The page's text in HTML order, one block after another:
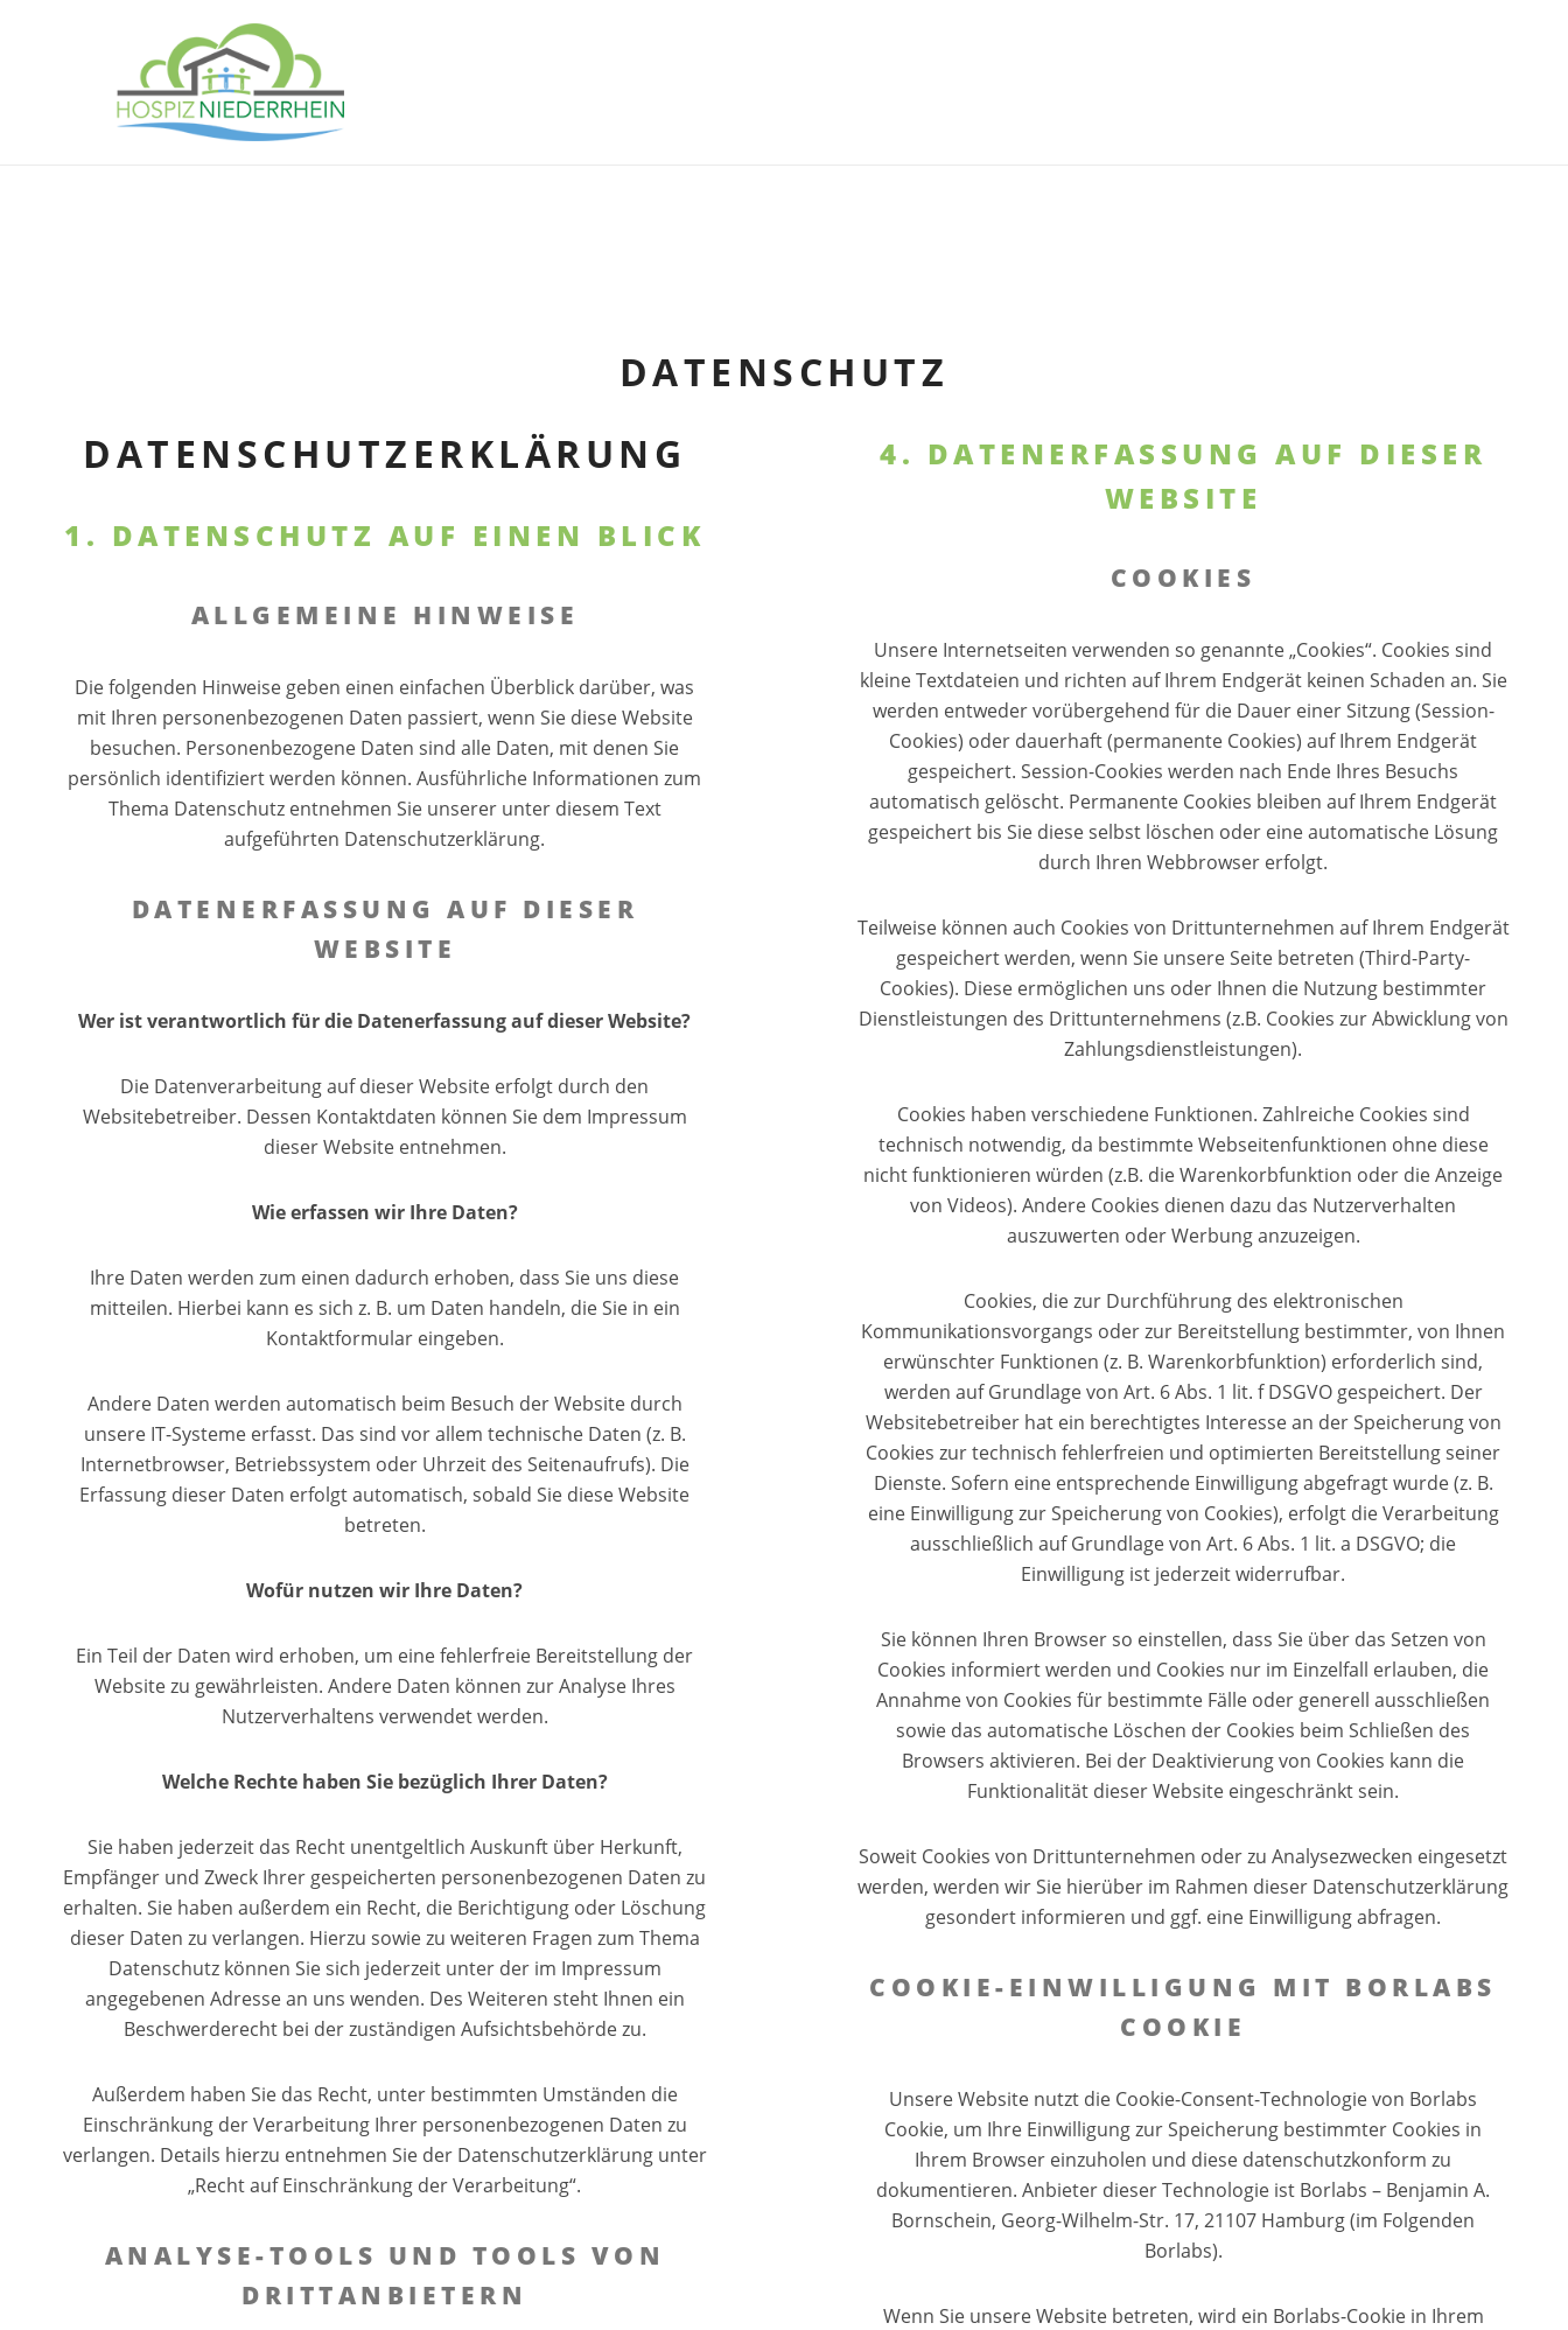
DATENSCHUTZ
DATENSCHUTZERKLÄRUNG
1. DATENSCHUTZ AUF EINEN BLICK
ALLGEMEINE HINWEISE
Die folgenden Hinweise geben einen einfachen Überblick darüber, was
mit Ihren personenbezogenen Daten passiert, wenn Sie diese Website
besuchen. Personenbezogene Daten sind alle Daten, mit denen Sie
persönlich identifiziert werden können. Ausführliche Informationen zum
Thema Datenschutz entnehmen Sie unserer unter diesem Text
aufgeführten Datenschutzerklärung.
DATENERFASSUNG AUF DIESER
WEBSITE
Wer ist verantwortlich für die Datenerfassung auf dieser Website?
Die Datenverarbeitung auf dieser Website erfolgt durch den
Websitebetreiber. Dessen Kontaktdaten können Sie dem Impressum
dieser Website entnehmen.
Wie erfassen wir Ihre Daten?
Ihre Daten werden zum einen dadurch erhoben, dass Sie uns diese
mitteilen. Hierbei kann es sich z. B. um Daten handeln, die Sie in ein
Kontaktformular eingeben.
Andere Daten werden automatisch beim Besuch der Website durch
unsere IT-Systeme erfasst. Das sind vor allem technische Daten (z. B.
Internetbrowser, Betriebssystem oder Uhrzeit des Seitenaufrufs). Die
Erfassung dieser Daten erfolgt automatisch, sobald Sie diese Website
betreten.
Wofür nutzen wir Ihre Daten?
Ein Teil der Daten wird erhoben, um eine fehlerfreie Bereitstellung der
Website zu gewährleisten. Andere Daten können zur Analyse Ihres
Nutzerverhaltens verwendet werden.
Welche Rechte haben Sie bezüglich Ihrer Daten?
Sie haben jederzeit das Recht unentgeltlich Auskunft über Herkunft,
Empfänger und Zweck Ihrer gespeicherten personenbezogenen Daten zu
erhalten. Sie haben außerdem ein Recht, die Berichtigung oder Löschung
dieser Daten zu verlangen. Hierzu sowie zu weiteren Fragen zum Thema
Datenschutz können Sie sich jederzeit unter der im Impressum
angegebenen Adresse an uns wenden. Des Weiteren steht Ihnen ein
Beschwerderecht bei der zuständigen Aufsichtsbehörde zu.
Außerdem haben Sie das Recht, unter bestimmten Umständen die
Einschränkung der Verarbeitung Ihrer personenbezogenen Daten zu
verlangen. Details hierzu entnehmen Sie der Datenschutzerklärung unter
„Recht auf Einschränkung der Verarbeitung“.
ANALYSE-TOOLS UND TOOLS VON
DRITTANBIETERN
4. DATENERFASSUNG AUF DIESER
WEBSITE
COOKIES
Unsere Internetseiten verwenden so genannte „Cookies“. Cookies sind
kleine Textdateien und richten auf Ihrem Endgerät keinen Schaden an. Sie
werden entweder vorübergehend für die Dauer einer Sitzung (Session-
Cookies) oder dauerhaft (permanente Cookies) auf Ihrem Endgerät
gespeichert. Session-Cookies werden nach Ende Ihres Besuchs
automatisch gelöscht. Permanente Cookies bleiben auf Ihrem Endgerät
gespeichert bis Sie diese selbst löschen oder eine automatische Lösung
durch Ihren Webbrowser erfolgt.
Teilweise können auch Cookies von Drittunternehmen auf Ihrem Endgerät
gespeichert werden, wenn Sie unsere Seite betreten (Third-Party-
Cookies). Diese ermöglichen uns oder Ihnen die Nutzung bestimmter
Dienstleistungen des Drittunternehmens (z.B. Cookies zur Abwicklung von
Zahlungsdienstleistungen).
Cookies haben verschiedene Funktionen. Zahlreiche Cookies sind
technisch notwendig, da bestimmte Webseitenfunktionen ohne diese
nicht funktionieren würden (z.B. die Warenkorbfunktion oder die Anzeige
von Videos). Andere Cookies dienen dazu das Nutzerverhalten
auszuwerten oder Werbung anzuzeigen.
Cookies, die zur Durchführung des elektronischen
Kommunikationsvorgangs oder zur Bereitstellung bestimmter, von Ihnen
erwünschter Funktionen (z. B. Warenkorbfunktion) erforderlich sind,
werden auf Grundlage von Art. 6 Abs. 1 lit. f DSGVO gespeichert. Der
Websitebetreiber hat ein berechtigtes Interesse an der Speicherung von
Cookies zur technisch fehlerfreien und optimierten Bereitstellung seiner
Dienste. Sofern eine entsprechende Einwilligung abgefragt wurde (z. B.
eine Einwilligung zur Speicherung von Cookies), erfolgt die Verarbeitung
ausschließlich auf Grundlage von Art. 6 Abs. 1 lit. a DSGVO; die
Einwilligung ist jederzeit widerrufbar.
Sie können Ihren Browser so einstellen, dass Sie über das Setzen von
Cookies informiert werden und Cookies nur im Einzelfall erlauben, die
Annahme von Cookies für bestimmte Fälle oder generell ausschließen
sowie das automatische Löschen der Cookies beim Schließen des
Browsers aktivieren. Bei der Deaktivierung von Cookies kann die
Funktionalität dieser Website eingeschränkt sein.
Soweit Cookies von Drittunternehmen oder zu Analysezwecken eingesetzt
werden, werden wir Sie hierüber im Rahmen dieser Datenschutzerklärung
gesondert informieren und ggf. eine Einwilligung abfragen.
COOKIE-EINWILLIGUNG MIT BORLABS
COOKIE
Unsere Website nutzt die Cookie-Consent-Technologie von Borlabs
Cookie, um Ihre Einwilligung zur Speicherung bestimmter Cookies in
Ihrem Browser einzuholen und diese datenschutzkonform zu
dokumentieren. Anbieter dieser Technologie ist Borlabs – Benjamin A.
Bornschein, Georg-Wilhelm-Str. 17, 21107 Hamburg (im Folgenden
Borlabs).
Wenn Sie unsere Website betreten, wird ein Borlabs-Cookie in Ihrem